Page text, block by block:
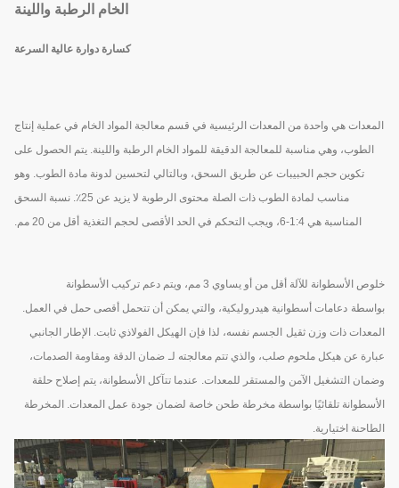
الخام الرطبة واللينة
كسارة دوارة عالية السرعة
المعدات هي واحدة من المعدات الرئيسية في قسم معالجة المواد الخام في عملية إنتاج
الطوب، وهي مناسبة للمعالجة الدقيقة للمواد الخام الرطبة واللينة. يتم الحصول على
تكوين حجم الحبيبات عن طريق السحق، وبالتالي لتحسين لدونة مادة الطوب. وهو
مناسب لمادة الطوب ذات الصلة
محتوى الرطوبة لا يزيد عن 25٪. نسبة السحق
المناسبة هي 1:4-6، ويجب التحكم في الحد الأقصى لحجم التغذية
أقل من 20 مم.
خلوص الأسطوانة للآلة أقل من أو يساوي 3 مم، ويتم دعم تركيب الأسطوانة
بواسطة دعامات أسطوانية هيدروليكية، والتي يمكن أن تتحمل أقصى حمل في العمل.
المعدات ذات وزن ثقيل
الجسم نفسه، لذا فإن الهيكل الفولاذي ثابت. الإطار الجانبي
عبارة عن هيكل ملحوم صلب، والذي تتم معالجته لـ ضمان الدقة ومقاومة الصدمات،
وضمان التشغيل الآمن والمستقر للمعدات. عندما تتآكل الأسطوانة، يتم إصلاح حلقة
الأسطوانة تلقائيًا بواسطة مخرطة طحن خاصة لضمان جودة عمل المعدات. المخرطة
الطاحنة اختيارية.